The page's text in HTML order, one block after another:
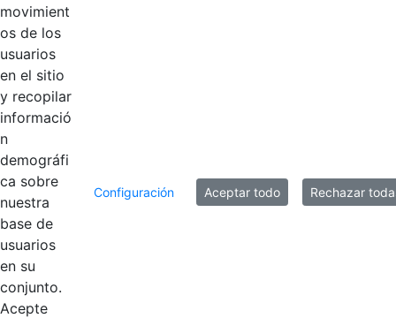
movimient
os de los
usuarios
en el sitio
y recopilar
informació
n
demográfi
ca sobre
nuestra
base de
usuarios
en su
conjunto.
Acepte
Configuración Aceptar todo Rechazar